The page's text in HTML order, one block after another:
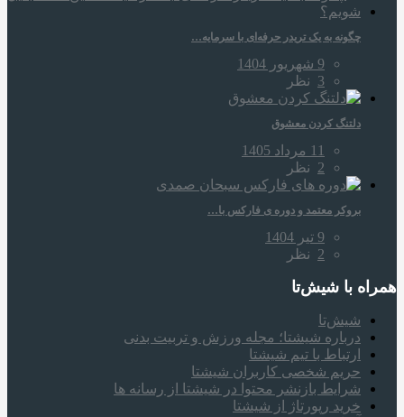
چگونه به یک تریدر حرفه‌ای با سرمایه…
9 شهریور 1404
3 نظر
دلتنگ کردن معشوق
11 مرداد 1405
2 نظر
بروکر معتمد و دوره‌ ی فارکس با…
9 تیر 1404
2 نظر
همراه‌ با شیش‌تا
شیش‌تا
درباره شیشتا؛ مجله ورزش و تربیت بدنی
ارتباط با تیم شیشتا
حریم شخصی کاربران شیشتا
شرایط بازنشر محتوا در شیشتا از رسانه ها
خرید رپورتاژ از شیشتا